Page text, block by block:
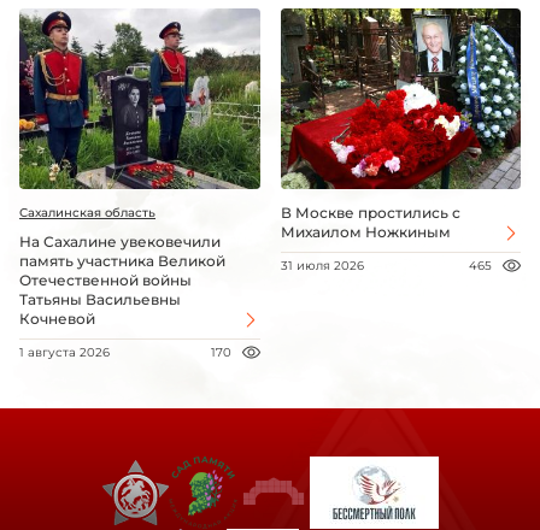
Сахалинская область
На Сахалине увековечили
память участника Великой
Отечественной войны
Татьяны Васильевны
Кочневой
1 августа 2026 170
В Москве простились с
Михаилом Ножкиным
31 июля 2026 465